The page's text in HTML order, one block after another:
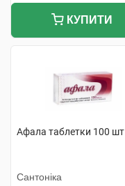
КУПИТИ
Афала таблетки 100 шт
Сантоніка